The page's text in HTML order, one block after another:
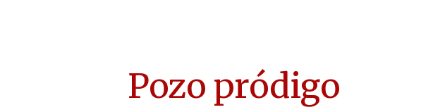
Pozo pródigo